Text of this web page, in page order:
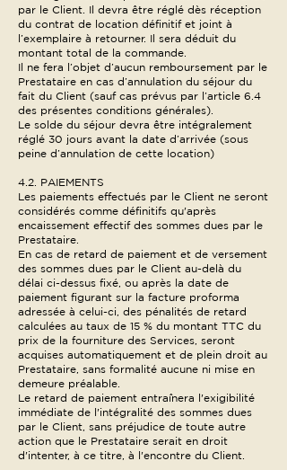
par le Client. Il devra être réglé dès réception
du contrat de location définitif et joint à
l’exemplaire à retourner. Il sera déduit du
montant total de la commande.
Il ne fera l’objet d’aucun remboursement par le
Prestataire en cas d’annulation du séjour du
fait du Client (sauf cas prévus par l’article 6.4
des présentes conditions générales).
Le solde du séjour devra être intégralement
réglé 30 jours avant la date d’arrivée (sous
peine d’annulation de cette location)
4.2. PAIEMENTS
Les paiements effectués par le Client ne seront
considérés comme définitifs qu'après
encaissement effectif des sommes dues par le
Prestataire.
En cas de retard de paiement et de versement
des sommes dues par le Client au-delà du
délai ci-dessus fixé, ou après la date de
paiement figurant sur la facture proforma
adressée à celui-ci, des pénalités de retard
calculées au taux de 15 % du montant TTC du
prix de la fourniture des Services, seront
acquises automatiquement et de plein droit au
Prestataire, sans formalité aucune ni mise en
demeure préalable.
Le retard de paiement entraînera l'exigibilité
immédiate de l'intégralité des sommes dues
par le Client, sans préjudice de toute autre
action que le Prestataire serait en droit
d'intenter, à ce titre, à l'encontre du Client.